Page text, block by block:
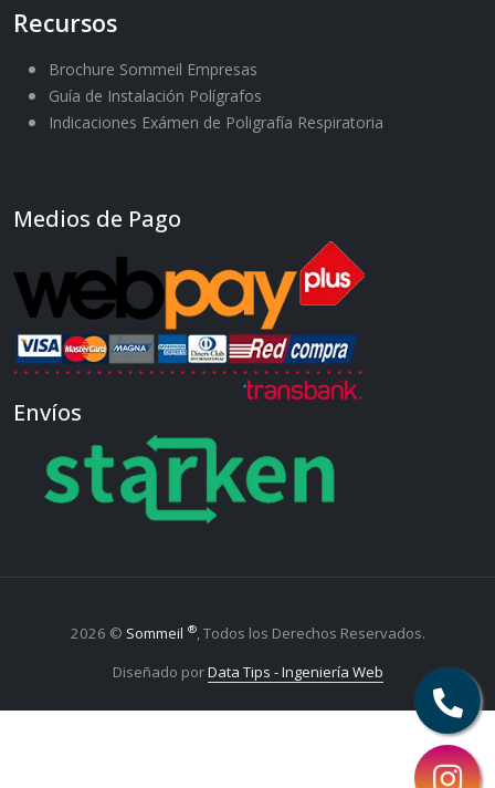
Recursos
Brochure Sommeil Empresas
Guía de Instalación Polígrafos
Indicaciones Exámen de Poligrafía Respiratoria
Medios de Pago
Envíos
2026 © Sommeil ®, Todos los Derechos Reservados.
Diseñado porData Tips - Ingeniería Web